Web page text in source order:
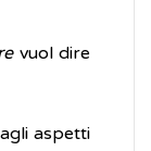
vuol dire
aspetti